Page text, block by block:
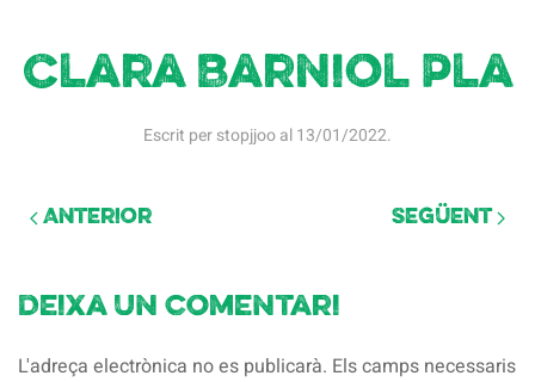
Clara Barniol Pla
Escrit perstopjjooal13/01/2022.
Anterior Següent
Deixa un comentari
L'adreça electrònica no es publicarà. Els camps necessaris